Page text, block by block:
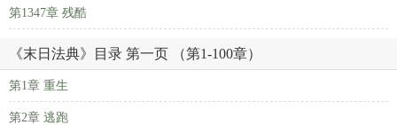
第1347章 残酷
《末日法典》目录 第一页 （第1-100章）
第1章 重生
第2章 逃跑